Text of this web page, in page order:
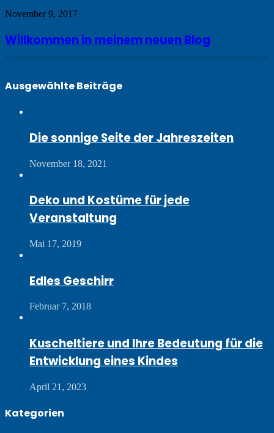
November 9, 2017
Willkommen in meinem neuen Blog
Ausgewählte Beiträge
Die sonnige Seite der Jahreszeiten
November 18, 2021
Deko und Kostüme für jede
Veranstaltung
Mai 17, 2019
Edles Geschirr
Februar 7, 2018
Kuscheltiere und Ihre Bedeutung für die
Entwicklung eines Kindes
April 21, 2023
Kategorien